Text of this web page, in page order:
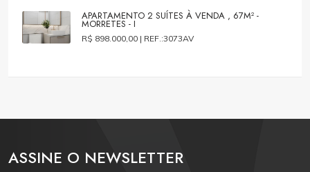
APARTAMENTO 2 SUÍTES À VENDA , 67M² -
MORRETES - I
R$ 898.000,00 | REF.:3073AV
ASSINE O NEWSLETTER